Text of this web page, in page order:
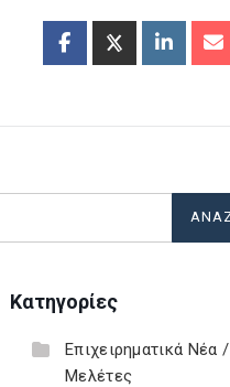
Κατηγορίες
Επιχειρηματικά Νέα /
Μελέτες